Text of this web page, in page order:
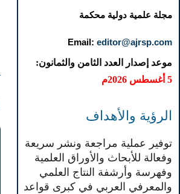
مجلة علمية دولية محكمة
Email: editor@ajrsp.com
موعد إصدار العدد الثامن والثمانون:
5 أغسطس 2026م
الرؤية والأهداف
توفير عملية مراجعة ونشر سريعة
وفعالة للأبحاث والأوراق العلمية
وفهرسة وأرشفة النتاج العلمي
والمعرفي العربي في كبرى قواعد